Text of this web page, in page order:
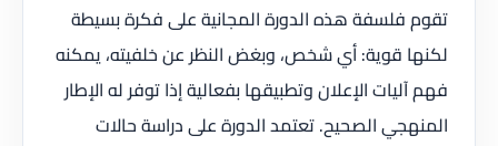
تقوم فلسفة هذه الدورة المجانية على فكرة بسيطة
لكنها قوية: أي شخص، وبغض النظر عن خلفيته، يمكنه
فهم آليات الإعلان وتطبيقها بفعالية إذا توفر له الإطار
المنهجي الصحيح. تعتمد الدورة على دراسة حالات